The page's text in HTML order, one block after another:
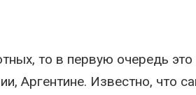
то в первую очередь
Аргентине. Известно, что